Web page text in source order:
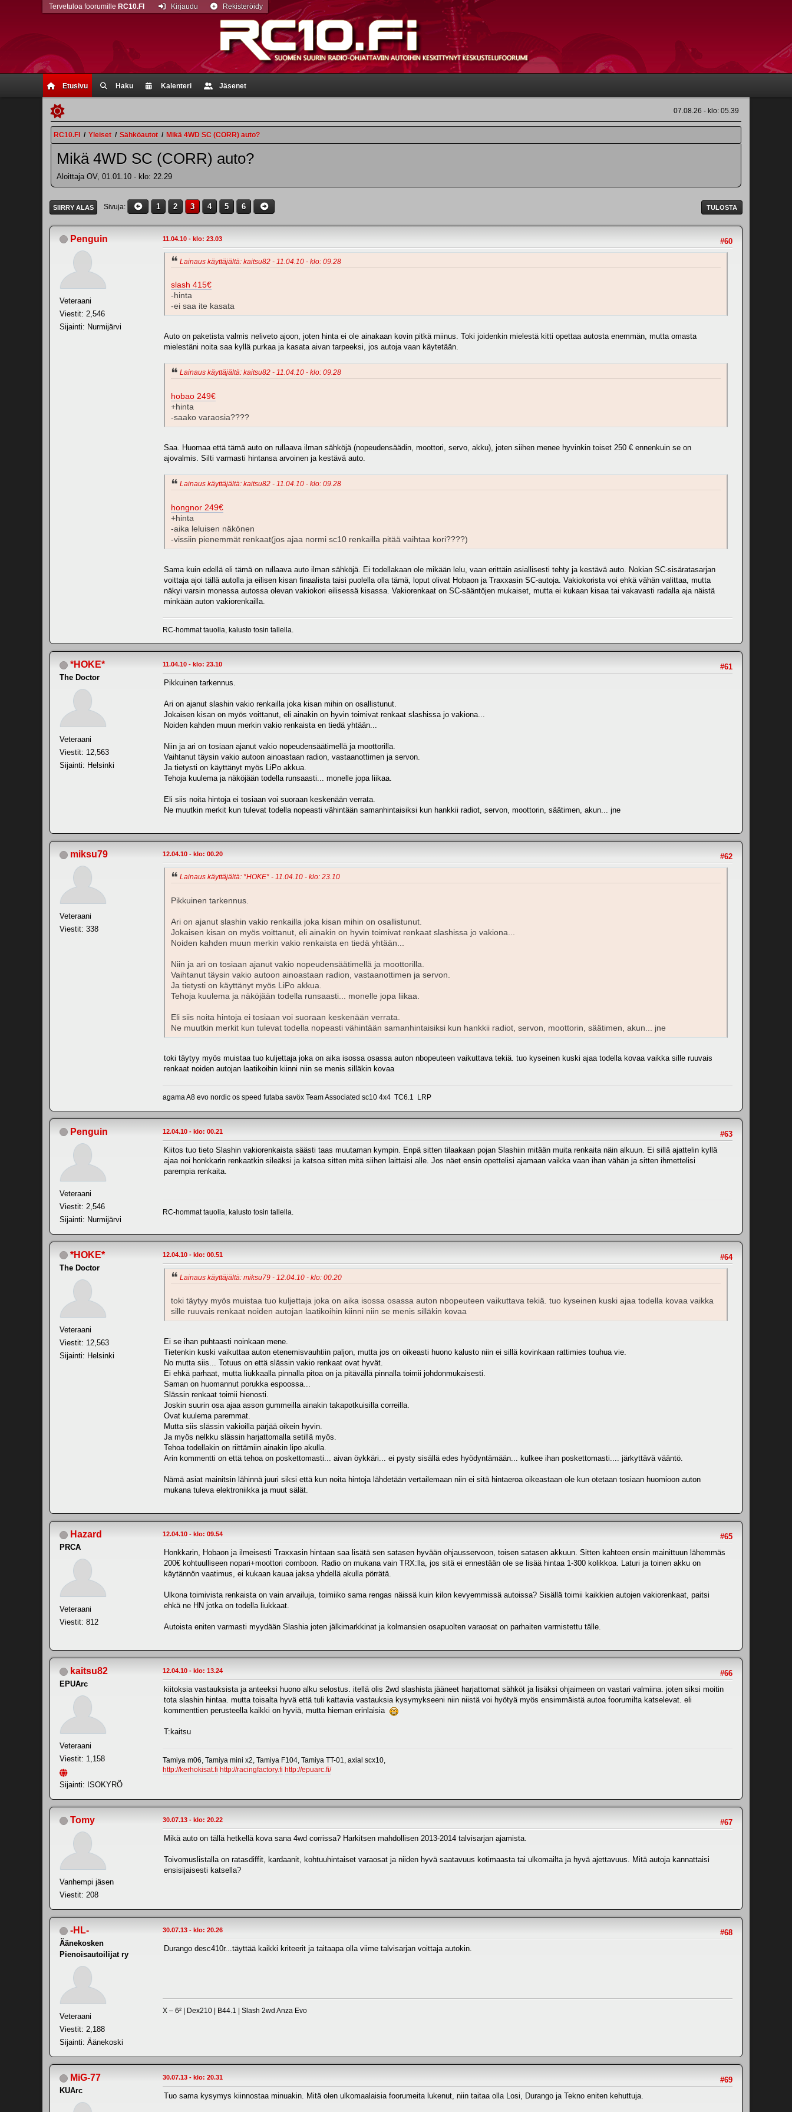
Etusivu Haku Kalenteri Jäsenet
Tervetuloa foorumille RC10.FI Kirjaudu Rekisteröidy
07.08.26 - klo: 05.39
RC10.FI / Yleiset / Sähköautot / Mikä 4WD SC (CORR) auto?
Mikä 4WD SC (CORR) auto?
Aloittaja OV, 01.01.10 - klo: 22.29
TULOSTA
SIIRRY ALAS Sivuja 1 2 3 4 5 6
Penguin
Veteraani
Viestit: 2,546
Sijainti: Nurmijärvi
#60
11.04.10 - klo: 23.03
Lainaus käyttäjältä: kaitsu82 - 11.04.10 - klo: 09.28
slash 415€
-hinta
-ei saa ite kasata
Auto on paketista valmis neliveto ajoon, joten hinta ei ole ainakaan kovin pitkä miinus. Toki joidenkin mielestä kitti opettaa autosta enemmän, mutta omasta
mielestäni noita saa kyllä purkaa ja kasata aivan tarpeeksi, jos autoja vaan käytetään.
Lainaus käyttäjältä: kaitsu82 - 11.04.10 - klo: 09.28
hobao 249€
+hinta
-saako varaosia????
Saa. Huomaa että tämä auto on rullaava ilman sähköjä (nopeudensäädin, moottori, servo, akku), joten siihen menee hyvinkin toiset 250 € ennenkuin se on
ajovalmis. Silti varmasti hintansa arvoinen ja kestävä auto.
Lainaus käyttäjältä: kaitsu82 - 11.04.10 - klo: 09.28
hongnor 249€
+hinta
-aika leluisen näkönen
-vissiin pienemmät renkaat(jos ajaa normi sc10 renkailla pitää vaihtaa kori????)
Sama kuin edellä eli tämä on rullaava auto ilman sähköjä. Ei todellakaan ole mikään lelu, vaan erittäin asiallisesti tehty ja kestävä auto. Nokian SC-sisäratasarjan
voittaja ajoi tällä autolla ja eilisen kisan finaalista taisi puolella olla tämä, loput olivat Hobaon ja Traxxasin SC-autoja. Vakiokorista voi ehkä vähän valittaa, mutta
näkyi varsin monessa autossa olevan vakiokori eilisessä kisassa. Vakiorenkaat on SC-sääntöjen mukaiset, mutta ei kukaan kisaa tai vakavasti radalla aja näistä
minkään auton vakiorenkailla.
RC-hommat tauolla, kalusto tosin tallella.
*HOKE*
The Doctor
Veteraani
Viestit: 12,563
Sijainti: Helsinki
#61
11.04.10 - klo: 23.10
Pikkuinen tarkennus.
Ari on ajanut slashin vakio renkailla joka kisan mihin on osallistunut.
Jokaisen kisan on myös voittanut, eli ainakin on hyvin toimivat renkaat slashissa jo vakiona...
Noiden kahden muun merkin vakio renkaista en tiedä yhtään...
Niin ja ari on tosiaan ajanut vakio nopeudensäätimellä ja moottorilla.
Vaihtanut täysin vakio autoon ainoastaan radion, vastaanottimen ja servon.
Ja tietysti on käyttänyt myös LiPo akkua.
Tehoja kuulema ja näköjään todella runsaasti... monelle jopa liikaa.
Eli siis noita hintoja ei tosiaan voi suoraan keskenään verrata.
Ne muutkin merkit kun tulevat todella nopeasti vähintään samanhintaisiksi kun hankkii radiot, servon, moottorin, säätimen, akun... jne
miksu79
Veteraani
Viestit: 338
#62
12.04.10 - klo: 00.20
Lainaus käyttäjältä: *HOKE* - 11.04.10 - klo: 23.10
Pikkuinen tarkennus.
Ari on ajanut slashin vakio renkailla joka kisan mihin on osallistunut.
Jokaisen kisan on myös voittanut, eli ainakin on hyvin toimivat renkaat slashissa jo vakiona...
Noiden kahden muun merkin vakio renkaista en tiedä yhtään...
Niin ja ari on tosiaan ajanut vakio nopeudensäätimellä ja moottorilla.
Vaihtanut täysin vakio autoon ainoastaan radion, vastaanottimen ja servon.
Ja tietysti on käyttänyt myös LiPo akkua.
Tehoja kuulema ja näköjään todella runsaasti... monelle jopa liikaa.
Eli siis noita hintoja ei tosiaan voi suoraan keskenään verrata.
Ne muutkin merkit kun tulevat todella nopeasti vähintään samanhintaisiksi kun hankkii radiot, servon, moottorin, säätimen, akun... jne
toki täytyy myös muistaa tuo kuljettaja joka on aika isossa osassa auton nbopeuteen vaikuttava tekiä. tuo kyseinen kuski ajaa todella kovaa vaikka sille ruuvais
renkaat noiden autojan laatikoihin kiinni niin se menis silläkin kovaa
agama A8 evo nordic os speed futaba savöx Team Associated sc10 4x4 TC6.1 LRP
Penguin
Veteraani
Viestit: 2,546
Sijainti: Nurmijärvi
#63
12.04.10 - klo: 00.21
Kiitos tuo tieto Slashin vakiorenkaista säästi taas muutaman kympin. Enpä sitten tilaakaan pojan Slashiin mitään muita renkaita näin alkuun. Ei sillä ajattelin kyllä
ajaa noi honkkarin renkaatkin sileäksi ja katsoa sitten mitä siihen laittaisi alle. Jos näet ensin opettelisi ajamaan vaikka vaan ihan vähän ja sitten ihmettelisi
parempia renkaita.
RC-hommat tauolla, kalusto tosin tallella.
*HOKE*
The Doctor
Veteraani
Viestit: 12,563
Sijainti: Helsinki
#64
12.04.10 - klo: 00.51
Lainaus käyttäjältä: miksu79 - 12.04.10 - klo: 00.20
toki täytyy myös muistaa tuo kuljettaja joka on aika isossa osassa auton nbopeuteen vaikuttava tekiä. tuo kyseinen kuski ajaa todella kovaa vaikka
sille ruuvais renkaat noiden autojan laatikoihin kiinni niin se menis silläkin kovaa
Ei se ihan puhtaasti noinkaan mene.
Tietenkin kuski vaikuttaa auton etenemisvauhtiin paljon, mutta jos on oikeasti huono kalusto niin ei sillä kovinkaan rattimies touhua vie.
No mutta siis... Totuus on että slässin vakio renkaat ovat hyvät.
Ei ehkä parhaat, mutta liukkaalla pinnalla pitoa on ja pitävällä pinnalla toimii johdonmukaisesti.
Saman on huomannut porukka espoossa...
Slässin renkaat toimii hienosti.
Joskin suurin osa ajaa asson gummeilla ainakin takapotkuisilla correilla.
Ovat kuulema paremmat.
Mutta siis slässin vakioilla pärjää oikein hyvin.
Ja myös nelkku slässin harjattomalla setillä myös.
Tehoa todellakin on riittämiin ainakin lipo akulla.
Arin kommentti on että tehoa on poskettomasti... aivan öykkäri... ei pysty sisällä edes hyödyntämään... kulkee ihan poskettomasti.... järkyttävä vääntö.
Nämä asiat mainitsin lähinnä juuri siksi että kun noita hintoja lähdetään vertailemaan niin ei sitä hintaeroa oikeastaan ole kun otetaan tosiaan huomioon auton
mukana tuleva elektroniikka ja muut sälät.
Hazard
PRCA
Veteraani
Viestit: 812
#65
12.04.10 - klo: 09.54
Honkkarin, Hobaon ja ilmeisesti Traxxasin hintaan saa lisätä sen satasen hyvään ohjausservoon, toisen satasen akkuun. Sitten kahteen ensin mainittuun lähemmäs
200€ kohtuulliseen nopari+moottori comboon. Radio on mukana vain TRX:lla, jos sitä ei ennestään ole se lisää hintaa 1-300 kolikkoa. Laturi ja toinen akku on
käytännön vaatimus, ei kukaan kauaa jaksa yhdellä akulla pörrätä.
Ulkona toimivista renkaista on vain arvailuja, toimiiko sama rengas näissä kuin kilon kevyemmissä autoissa? Sisällä toimii kaikkien autojen vakiorenkaat, paitsi
ehkä ne HN jotka on todella liukkaat.
Autoista eniten varmasti myydään Slashia joten jälkimarkkinat ja kolmansien osapuolten varaosat on parhaiten varmistettu tälle.
kaitsu82
EPUArc
Veteraani
Viestit: 1,158
Sijainti: ISOKYRÖ
#66
12.04.10 - klo: 13.24
kiitoksia vastauksista ja anteeksi huono alku selostus. itellä olis 2wd slashista jääneet harjattomat sähköt ja lisäksi ohjaimeen on vastari valmiina. joten siksi moitin
tota slashin hintaa. mutta toisalta hyvä että tuli kattavia vastauksia kysymykseeni niin niistä voi hyötyä myös ensimmäistä autoa foorumilta katselevat. eli
kommenttien perusteella kaikki on hyviä, mutta hieman erinlaisia
T:kaitsu
Tamiya m06, Tamiya mini x2, Tamiya F104, Tamiya TT-01, axial scx10,
http://kerhokisat.fi http://racingfactory.fi http://epuarc.fi/
Tomy
Vanhempi jäsen
Viestit: 208
#67
30.07.13 - klo: 20.22
Mikä auto on tällä hetkellä kova sana 4wd corrissa? Harkitsen mahdollisen 2013-2014 talvisarjan ajamista.
Toivomuslistalla on ratasdiffit, kardaanit, kohtuuhintaiset varaosat ja niiden hyvä saatavuus kotimaasta tai ulkomailta ja hyvä ajettavuus. Mitä autoja kannattaisi
ensisijaisesti katsella?
-HL-
Äänekosken
Pienoisautoilijat ry
Veteraani
Viestit: 2,188
Sijainti: Äänekoski
#68
30.07.13 - klo: 20.26
Durango desc410r...täyttää kaikki kriteerit ja taitaapa olla viime talvisarjan voittaja autokin.
X – 6² | Dex210 | B44.1 | Slash 2wd Anza Evo
MiG-77
KUArc
#69
30.07.13 - klo: 20.31
Tuo sama kysymys kiinnostaa minuakin. Mitä olen ulkomaalaisia foorumeita lukenut, niin taitaa olla Losi, Durango ja Tekno eniten kehuttuja.